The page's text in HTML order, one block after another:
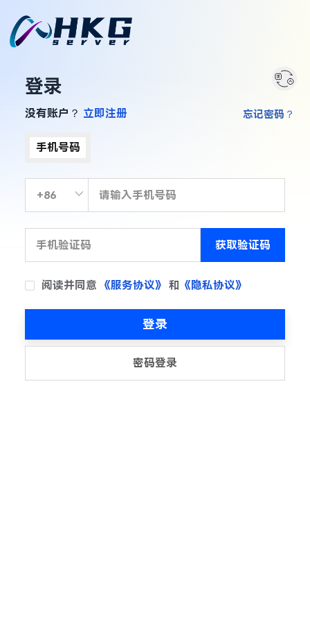
登录
没有账户？ 立即注册
手机号码
获取验证码
阅读并同意 《服务协议》 和 《隐私协议》
忘记密码？
登录
密码登录